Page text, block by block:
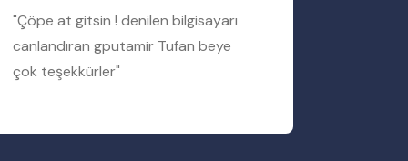
"Çöpe at gitsin ! denilen bilgisayarı
canlandıran gputamir Tufan beye
çok teşekkürler"